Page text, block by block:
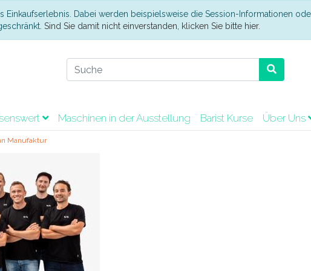
Dabei werden beispielsweise die Session-Informationen
Sind Sie damit nicht einverstanden, klicken Sie bitte hier.
Maschinen in der Ausstellung Barist Kurse Über Uns
Manufaktur